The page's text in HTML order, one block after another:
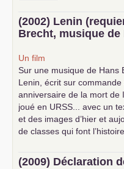
(2002) Lenin
Brecht, musique de
Un film
Sur une musique de Hans
Lenin, écrit sur commande
anniversaire de la mort de
joué en URSS... avec un
et des images d’hier et
de classes qui font
(2009) Déclaration